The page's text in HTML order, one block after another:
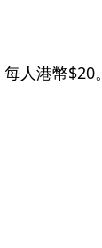
人港幣$20。